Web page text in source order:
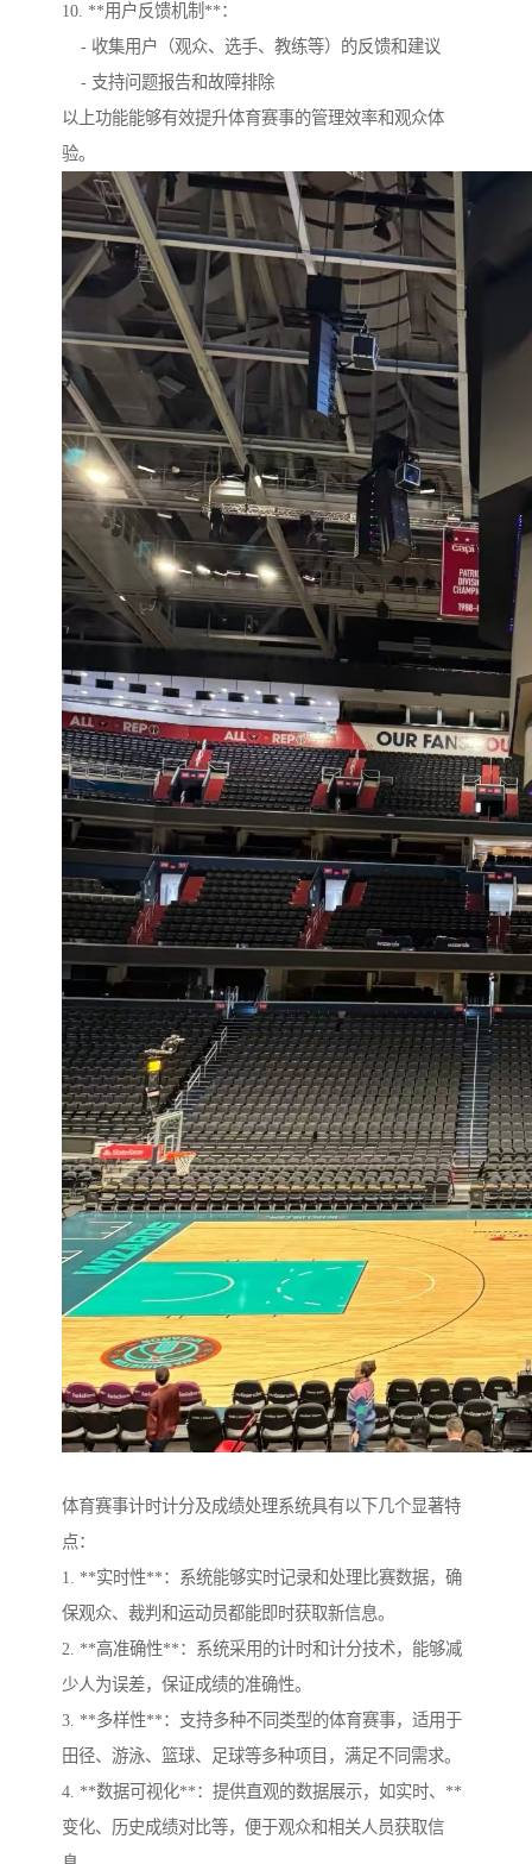
10. **用户反馈机制**：
- 收集用户（观众、选手、教练等）的反馈和建议
- 支持问题报告和故障排除
以上功能能够有效提升体育赛事的管理效率和观众体
验。
体育赛事计时计分及成绩处理系统具有以下几个显著特
点：
1. **实时性**：系统能够实时记录和处理比赛数据，确
保观众、裁判和运动员都能即时获取新信息。
2. **高准确性**：系统采用的计时和计分技术，能够减
少人为误差，保证成绩的准确性。
3. **多样性**：支持多种不同类型的体育赛事，适用于
田径、游泳、篮球、足球等多种项目，满足不同需求。
4. **数据可视化**：提供直观的数据展示，如实时、**
变化、历史成绩对比等，便于观众和相关人员获取信